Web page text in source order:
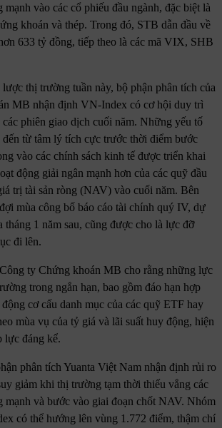
mạnh vào các cổ phiếu đầu ngành, đặc biệt là
khoán và thép. Trong đó, STB dẫn đầu về
633 tỷ đồng, tiếp theo là các mã VIX, SHB
thị trường tuần này, bộ phận phân tích của
MB nhận định VN-Index có cơ hội duy trì
phiên giao dịch cuối năm. Những yếu tố
từ tâm lý tích cực trước thời điểm bước
vào các chính sách kinh tế được triển khai
động giải ngân mạnh hơn của các quỹ đầu
trị tài sản ròng (NAV) vào cuối năm. Bên
mùa công bố báo cáo tài chính quý IV, dự
tháng 1 năm sau, cũng được cho là lực đỡ
đi lên.
ty Chứng khoán MB cho rằng những lực
trong ngắn hạn, bao gồm đáo hạn hợp
cơ cấu danh mục của các quỹ ETF hay
mùa vụ của tỷ giá và lãi suất huy động, hiện
lực đáng kể.
phân tích Yuanta Việt Nam nhận định rủi ro
giảm khi thị trường tạm thời thiếu vắng các
mạnh và bước vào giai đoạn chốt NAV. Nhóm
có thể hướng lên vùng 1.772 điểm, thậm chí